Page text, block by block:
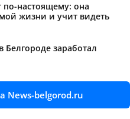
по-настоящему: она
жизни и учит видеть
Белгороде заработал
News-belgorod.ru